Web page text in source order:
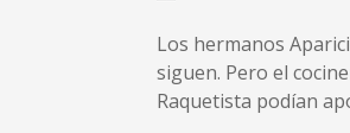
Los hermanos
siguen. Pero el
Raquetista podían